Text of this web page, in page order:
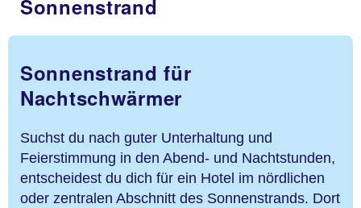
Sonnenstrand
Sonnenstrand für
Nachtschwärmer
Suchst du nach guter Unterhaltung und
Feierstimmung in den Abend- und Nachtstunden,
entscheidest du dich für ein Hotel im nördlichen
oder zentralen Abschnitt des Sonnenstrands. Dort